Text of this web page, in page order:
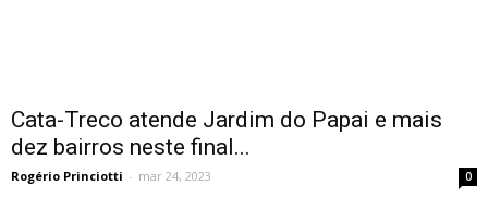
Cata-Treco atende Jardim do Papai e mais
dez bairros neste final...
Rogério Princiotti - mar 24, 2023 0